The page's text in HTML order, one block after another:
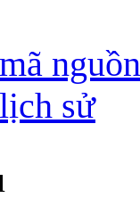
nguồn
sử